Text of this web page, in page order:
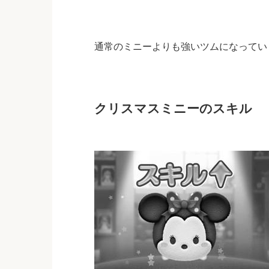
通常のミニーよりも強いツムになって
クリスマスミニーのスキル